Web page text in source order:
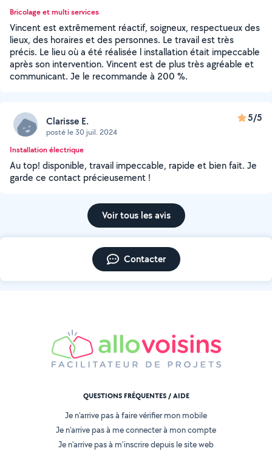
Bricolage et multi services
Vincent est extrêmement réactif, soigneux, respectueux des
lieux, des horaires et des personnes. Le travail est très
précis. Le lieu où a été réalisée l installation était impeccable
après son intervention. Vincent est de plus très agréable et
communicant. Je le recommande à 200 %.
Clarisse E.
posté le 30 juil. 2024
5/5
Installation électrique
Au top! disponible, travail impeccable, rapide et bien fait. Je
garde ce contact précieusement !
Voir tous les avis
Contacter
QUESTIONS FRÉQUENTES / AIDE
Je n'arrive pas à faire vérifier mon mobile
Je n'arrive pas à me connecter à mon compte
Je n'arrive pas à m'inscrire depuis le site web